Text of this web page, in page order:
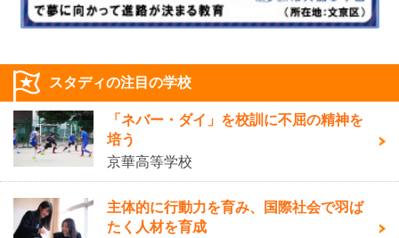
スタディの注目の学校
「ネバー・ダイ」を校訓に不屈の精神を
培う
京華高等学校
主体的に行動力を育み、国際社会で羽ば
たく人材を育成